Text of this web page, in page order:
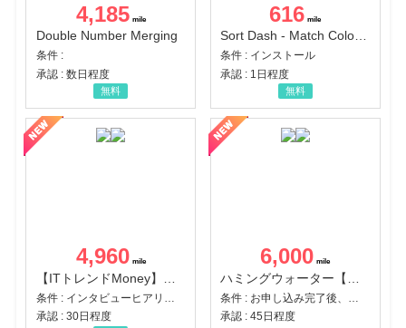
4,185
Double Number Merging
条件 :
承認 : 数日程度
無料
616
Sort Dash - Match Color Puzzle（チャレンジ11完了）（Android）
条件 : インストール
承認 : 1日程度
無料
4,960
承認 : 30日程度
6,000
承認 : 45日程度